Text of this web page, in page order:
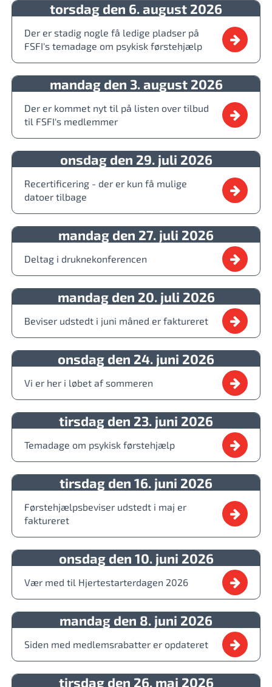
torsdag den 6. august 2026
Der er stadig nogle få ledige pladser på
FSFI's temadage om psykisk førstehjælp
mandag den 3. august 2026
Der er kommet nyt til på listen over tilbud
til FSFI's medlemmer
onsdag den 29. juli 2026
Recertificering - der er kun få mulige
datoer tilbage
mandag den 27. juli 2026
Deltag i druknekonferencen
mandag den 20. juli 2026
Beviser udstedt i juni måned er faktureret
onsdag den 24. juni 2026
Vi er her i løbet af sommeren
tirsdag den 23. juni 2026
Temadage om psykisk førstehjælp
tirsdag den 16. juni 2026
Førstehjælpsbeviser udstedt i maj er
faktureret
onsdag den 10. juni 2026
Vær med til Hjertestarterdagen 2026
mandag den 8. juni 2026
Siden med medlemsrabatter er opdateret
tirsdag den 26. maj 2026